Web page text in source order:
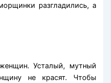
разгладились, а
Усталый, мутный
не красят. Чтобы